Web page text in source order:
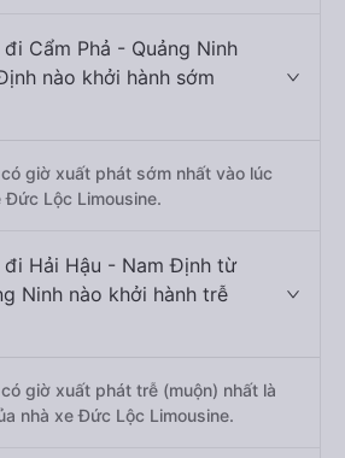
Cẩm Phả - Quảng Ninh
nào khởi hành sớm
giờ xuất phát sớm nhất vào lúc
Lộc Limousine.
đi Hải Hậu - Nam Định từ
Ninh nào khởi hành trễ
giờ xuất phát trễ (muộn) nhất là
nhà xe Đức Lộc Limousine.